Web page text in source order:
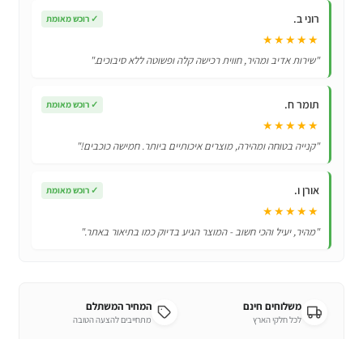
SAMSUNG
דגם
SuperSlim
רוני ב. ✓ רוכש מאומת
★★★★★
"שירות אדיב ומהיר, חווית רכישה קלה ופשוטה ללא סיבוכים."
תומר ח. ✓ רוכש מאומת
★★★★★
"קנייה בטוחה ומהירה, מוצרים איכותיים ביותר. חמישה כוכבים!"
אורן ו. ✓ רוכש מאומת
★★★★★
"מהיר, יעיל והכי חשוב - המוצר הגיע בדיוק כמו בתיאור באתר."
משלוחים חינם
לכל חלקי הארץ
המחיר המשתלם
מתחייבים להצעה הטובה